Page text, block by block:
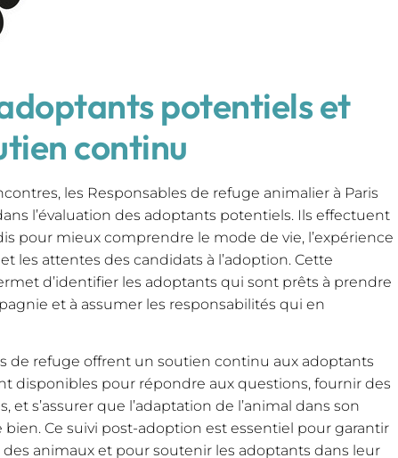
potentiels et
continu
les Responsables de refuge animalier à Paris
l’évaluation des adoptants potentiels. Ils effectuent
pour mieux comprendre le mode de vie, l’expérience
les attentes des candidats à l’adoption. Cette
d’identifier les adoptants qui sont prêts à prendre
et à assumer les responsabilités qui en
de refuge offrent un soutien continu aux adoptants
disponibles pour répondre aux questions, fournir des
et s’assurer que l’adaptation de l’animal dans son
bien. Ce suivi post-adoption est essentiel pour garantir
animaux et pour soutenir les adoptants dans leur